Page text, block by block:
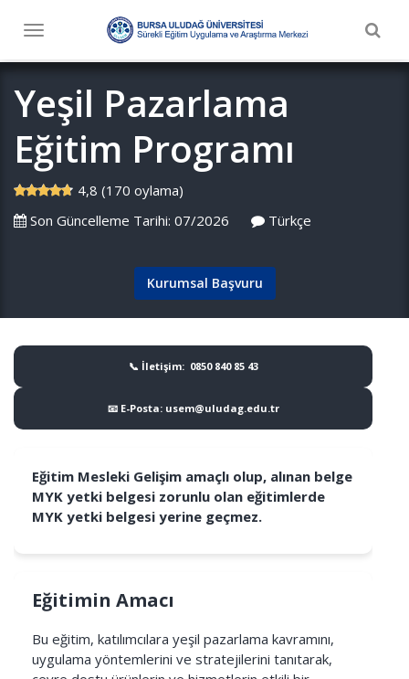
Toggle
Yeşil Pazarlama
Eğitim Programı
4,8 (170 oylama)
Son Güncelleme Tarihi: 07/2026
Türkçe
Kurumsal Başvuru
📞 İletişim: 0850 840 85 43
📧 E-Posta: usem@uludag.edu.tr
Eğitim Mesleki Gelişim amaçlı olup, alınan belge
MYK yetki belgesi zorunlu olan eğitimlerde
MYK yetki belgesi yerine geçmez.
Eğitimin Amacı
Bu eğitim, katılımcılara yeşil pazarlama kavramını,
uygulama yöntemlerini ve stratejilerini tanıtarak,